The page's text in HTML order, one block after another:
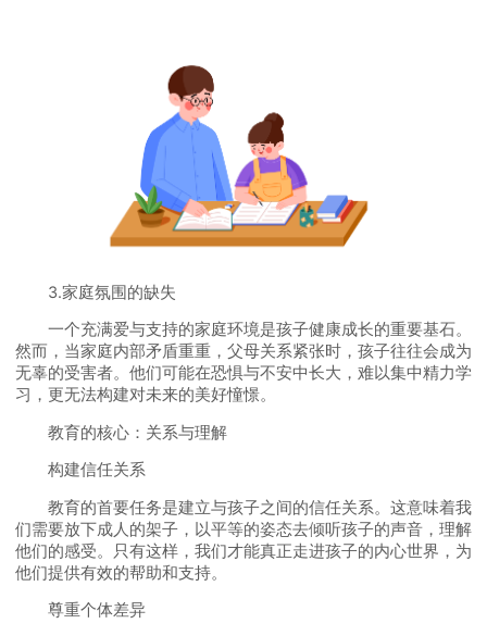
3.家庭氛围的缺失
一个充满爱与支持的家庭环境是孩子健康成长的重要基石。
然而，当家庭内部矛盾重重，父母关系紧张时，孩子往往会成为
无辜的受害者。他们可能在恐惧与不安中长大，难以集中精力学
习，更无法构建对未来的美好憧憬。
教育的核心：关系与理解
构建信任关系
教育的首要任务是建立与孩子之间的信任关系。这意味着我
们需要放下成人的架子，以平等的姿态去倾听孩子的声音，理解
他们的感受。只有这样，我们才能真正走进孩子的内心世界，为
他们提供有效的帮助和支持。
尊重个体差异